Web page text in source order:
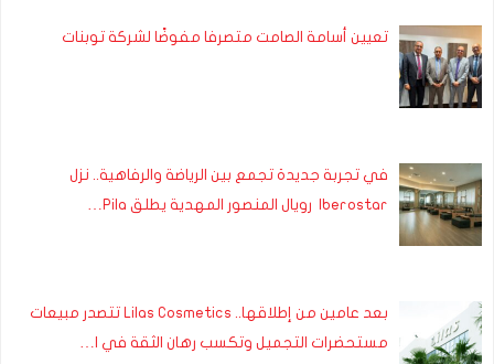
تعيين أسامة الصامت متصرفا مفوضًا لشركة توبنات
في تجربة جديدة تجمع بين الرياضة والرفاهية.. نزل
Iberostar رويال المنصور المهدية يطلق Pila…
بعد عامين من إطلاقها.. Lilas Cosmetics تتصدر مبيعات
مستحضرات التجميل وتكسب رهان الثقة في ا…